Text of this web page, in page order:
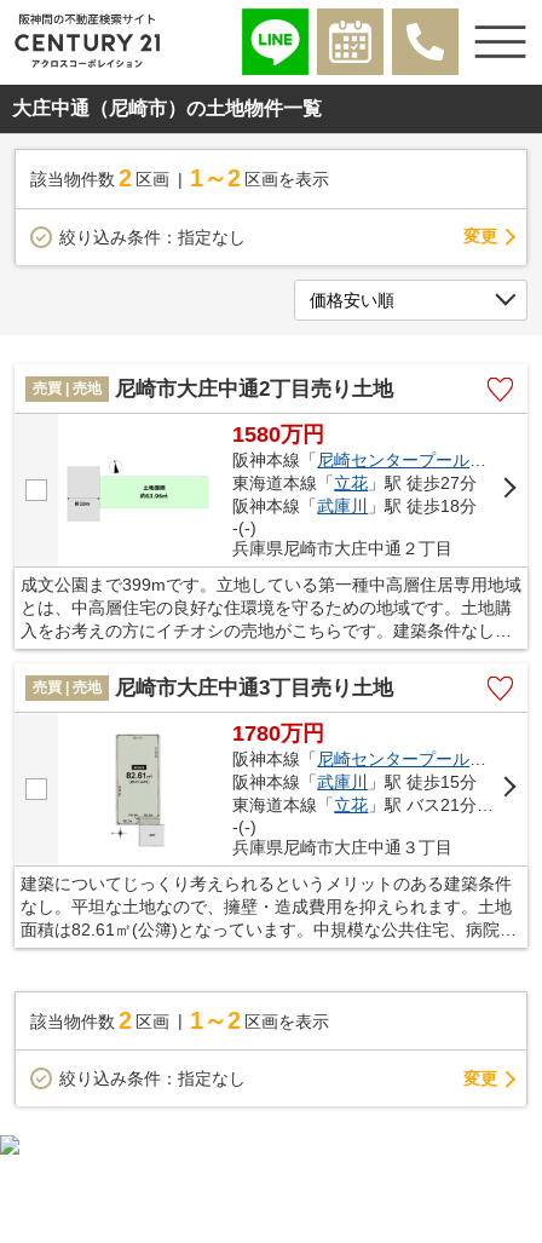
大庄中通（尼崎市）の土地物件一覧
該当物件数 2 区画 1～2 区画を表示
絞り込み条件： 指定なし 変更
売買 | 売地 尼崎市大庄中通2丁目売り土地
1580万円
阪神本線「 尼崎センタープール前
東海道本線「立花 」駅 徒歩27分
阪神本線「武庫川
」駅 徒歩18分
-(-)
兵庫県尼崎市大庄中通２丁目
成文公園まで399mです。立地している第一種中高層住居専用地域
とは、中高層住宅の良好な住環境を守るための地域です。土地購
入をお考えの方にイチオシの売地がこちらです。建築条件なしな
ので、建物の間取りも自分で考えることが可能で、建築について
じっくり考えられます。初めての不動産探しでわからないことは
ございませんか。不動産の知識と経験豊富なスタッフが、お客様
の疑問や不安を解消し、住まい探しを親切丁寧にサポートいたし
売買 | 売地 尼崎市大庄中通3丁目売り土地
1780万円
阪神本線「 尼崎センタープール前
阪神本線「武庫川
」駅 徒歩15分
東海道本線「立花 」駅 バス21分 「大庄小学校」 停歩5分
-(-)
兵庫県尼崎市大庄中通３丁目
建築についてじっくり考えられるというメリットのある建築条件
なし。平坦な土地なので、擁壁・造成費用を抑えられます。土地
面積は82.61㎡(公簿)となっています。中規模な公共住宅、病院、
大学と中規模店舗が建設可能なのが、第一種高層住居専用地域で
す。ぜひ不動産探しのお手伝いは当社にお任せください。ご連絡
をお待ちしております。
該当物件数 2 区画 1～2 区画を表示
絞り込み条件： 指定なし 変更